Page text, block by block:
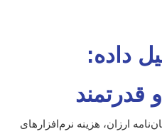
داده:
قدرتمند
ارزان، هزینه نرم‌افزارهای